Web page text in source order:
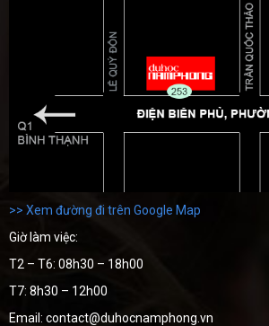
>> Xem đường đi trên Google Map
Giờ làm việc:
T2 – T6: 08h30 – 18h00
T7: 8h30 – 12h00
Email: contact@duhocnamphong.vn